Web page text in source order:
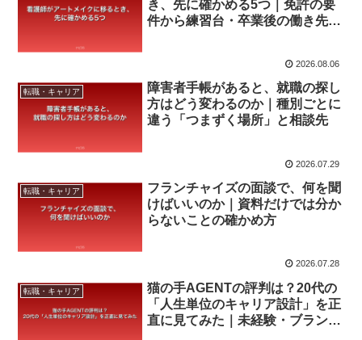
き、先に確かめる5つ｜免許の要
件から練習台・卒業後の働き先ま
2026.08.06
転職・キャリア
障害者手帳があると、就職の探し
方はどう変わるのか｜種別ごとに
違う「つまずく場所」と相談先
2026.07.29
転職・キャリア
フランチャイズの面談で、何を聞
けばいいのか｜資料だけでは分か
らないことの確かめ方
2026.07.28
転職・キャリア
猫の手AGENTの評判は？20代の
「人生単位のキャリア設計」を正
直に見てみた｜未経験・ブランク